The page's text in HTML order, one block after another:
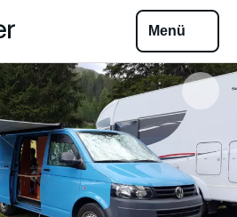
Menü